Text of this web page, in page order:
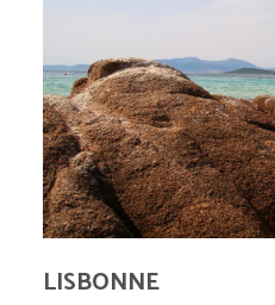
LISBONNE